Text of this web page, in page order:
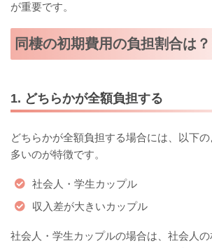
が重要です。
同棲の初期費用の負担割合は？
1. どちらかが全額負担する
どちらかが全額負担する場合には、以下
多いのが特徴です。
社会人・学生カップル
収入差が大きいカップル
社会人・学生カップルの場合は、社会人